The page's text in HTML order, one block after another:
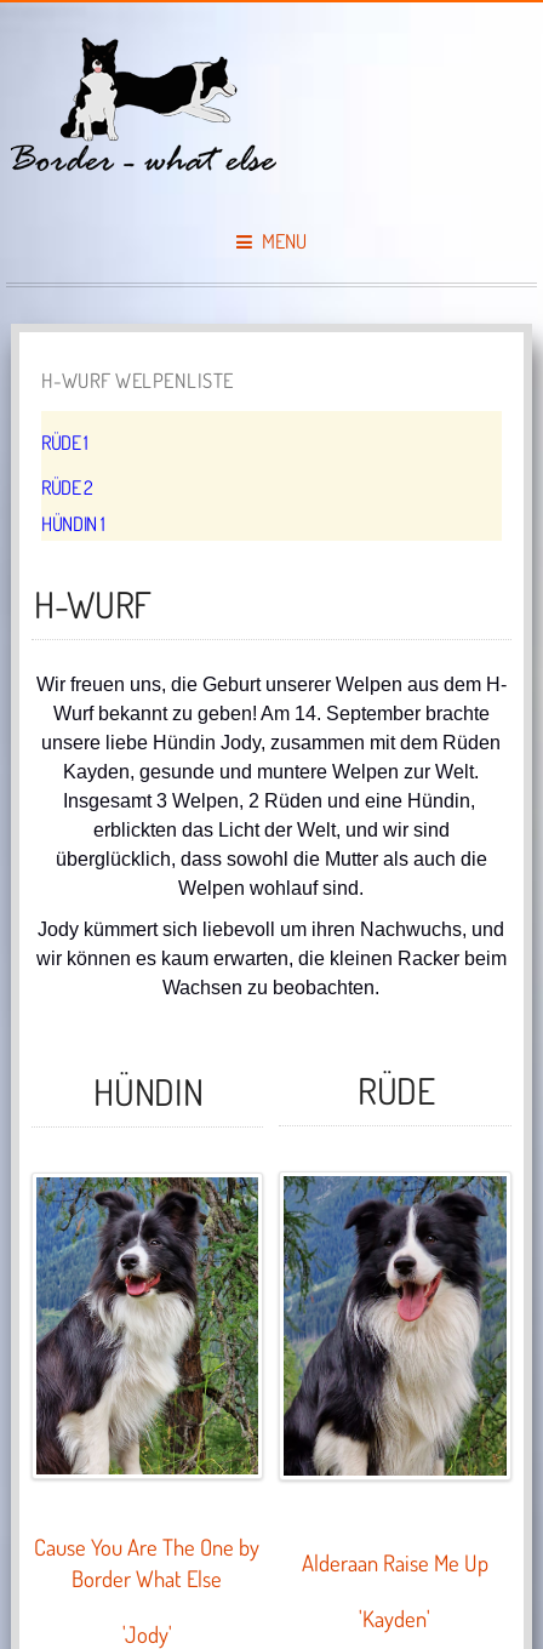
MENU
H-WURF WELPENLISTE
RÜDE 1
RÜDE 2
HÜNDIN 1
H-WURF
Wir freuen uns, die Geburt unserer Welpen aus dem H-
Wurf bekannt zu geben! Am 14. September brachte
unsere liebe Hündin Jody, zusammen mit dem Rüden
Kayden, gesunde und muntere Welpen zur Welt.
Insgesamt 3 Welpen, 2 Rüden und eine Hündin,
erblickten das Licht der Welt, und wir sind
überglücklich, dass sowohl die Mutter als auch die
Welpen wohlauf sind.
Jody kümmert sich liebevoll um ihren Nachwuchs, und
wir können es kaum erwarten, die kleinen Racker beim
Wachsen zu beobachten.
HÜNDIN RÜDE
Cause You Are The One by
Border What Else
'Jody'
Alderaan Raise Me Up
'Kayden'